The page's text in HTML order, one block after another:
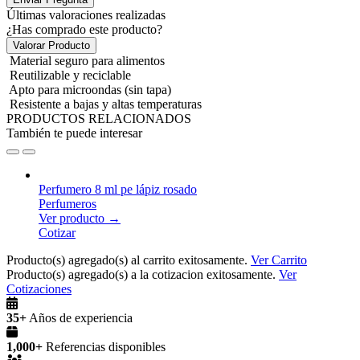
Últimas valoraciones realizadas
¿Has comprado este producto?
Valorar Producto
Material seguro para alimentos
Reutilizable y reciclable
Apto para microondas (sin tapa)
Resistente a bajas y altas temperaturas
PRODUCTOS RELACIONADOS
También te puede interesar
Perfumero 8 ml pe lápiz rosado
Perfumeros
Ver producto →
Cotizar
Producto(s) agregado(s) al carrito exitosamente. Ver Carrito
Producto(s) agregado(s) a la cotizacion exitosamente. Ver
Cotizaciones
35+ Años de experiencia
1,000+ Referencias disponibles